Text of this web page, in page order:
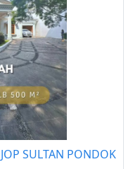
SULTAN PONDOK